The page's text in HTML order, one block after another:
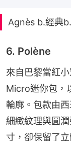
Agnès b.經典
6. Polène
來自巴黎當紅
Micro迷你包，
輪廓。包款由
細緻紋理與圓
寸，卻保留了